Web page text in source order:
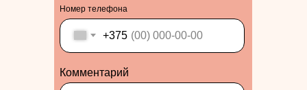
Номер телефона
+375
Комментарий